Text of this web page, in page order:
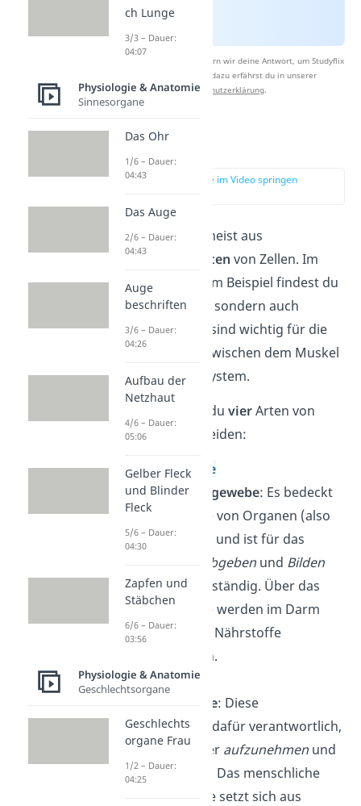
Nach Beantwortung speichern wir deine Antwort, um Studyflix
zu verbessern. Mehr dazu erfährst du in unserer
Datenschutzerklärung
Gewebe
zur Stelle im Video springen
Gewebe besteht meist aus
verschiedenen
Arten von Zellen. Im
Muskelgewebe zum Beispiel findest du
nicht nur Muskel-, sondern auch
Nervenzellen. Die sind wichtig für die
Kommunikation
zwischen dem Muskel
und dem Nervensystem.
Prinzipiell kannst du vierArten von
Gewebe unterscheiden:
Epithelgewebe
/Grenzflächengewebe: Es bedeckt
die Oberfläche von Organen (also
auch die Haut) und ist für das
Abgeben und Bilden
vonStoffen
zuständig. Über das
Epithelgewebe werden im Darm
beispielsweise Nährstoffe
aufgenommen.
Nervengewebe: Diese
Gewebeart ist dafür verantwortlich,
Reizeim Körper aufzunehmen und
weiterzuleiten
. Das menschliche
Nervengewebe setzt sich aus
ch Lunge
3/3 – Dauer:
04:07
Physiologie & Anatomie
Sinnesorgane
Das Ohr
1/6 – Dauer:
04:43
Das Auge
2/6 – Dauer:
04:43
Auge
beschriften
3/6 – Dauer:
04:26
Aufbau der
Netzhaut
4/6 – Dauer:
05:06
Gelber Fleck
und Blinder
Fleck
5/6 – Dauer:
04:30
Zapfen und
Stäbchen
6/6 – Dauer:
03:56
Physiologie & Anatomie
Geschlechtsorgane
Geschlechts
organe Frau
1/2 – Dauer:
04:25